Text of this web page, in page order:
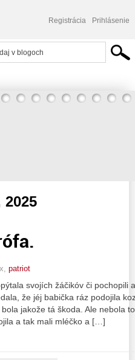
Registrácia Prihlásenie
2025
patriot
svojích žáčikóv či pochopili
že jéj babička ráz podojila
jakože tá škoda. Ale nebola
a tak mali mléčko a […]